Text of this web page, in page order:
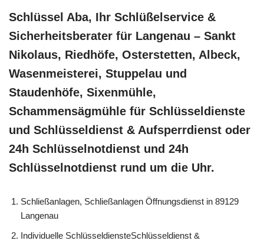
Schlüssel Aba, Ihr Schlüßelservice &
Sicherheitsberater für Langenau – Sankt
Nikolaus, Riedhöfe, Osterstetten, Albeck,
Wasenmeisterei, Stuppelau und
Staudenhöfe, Sixenmühle,
Schammensägmühle für Schlüsseldienste
und Schlüsseldienst & Aufsperrdienst oder
24h Schlüsselnotdienst und 24h
Schlüsselnotdienst rund um die Uhr.
Schließanlagen, Schließanlagen Öffnungsdienst in 89129
Langenau
Individuelle SchlüsseldiensteSchlüsseldienst &